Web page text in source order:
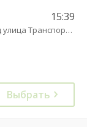
15:39
Калининград улица Транспортая
Выбрать